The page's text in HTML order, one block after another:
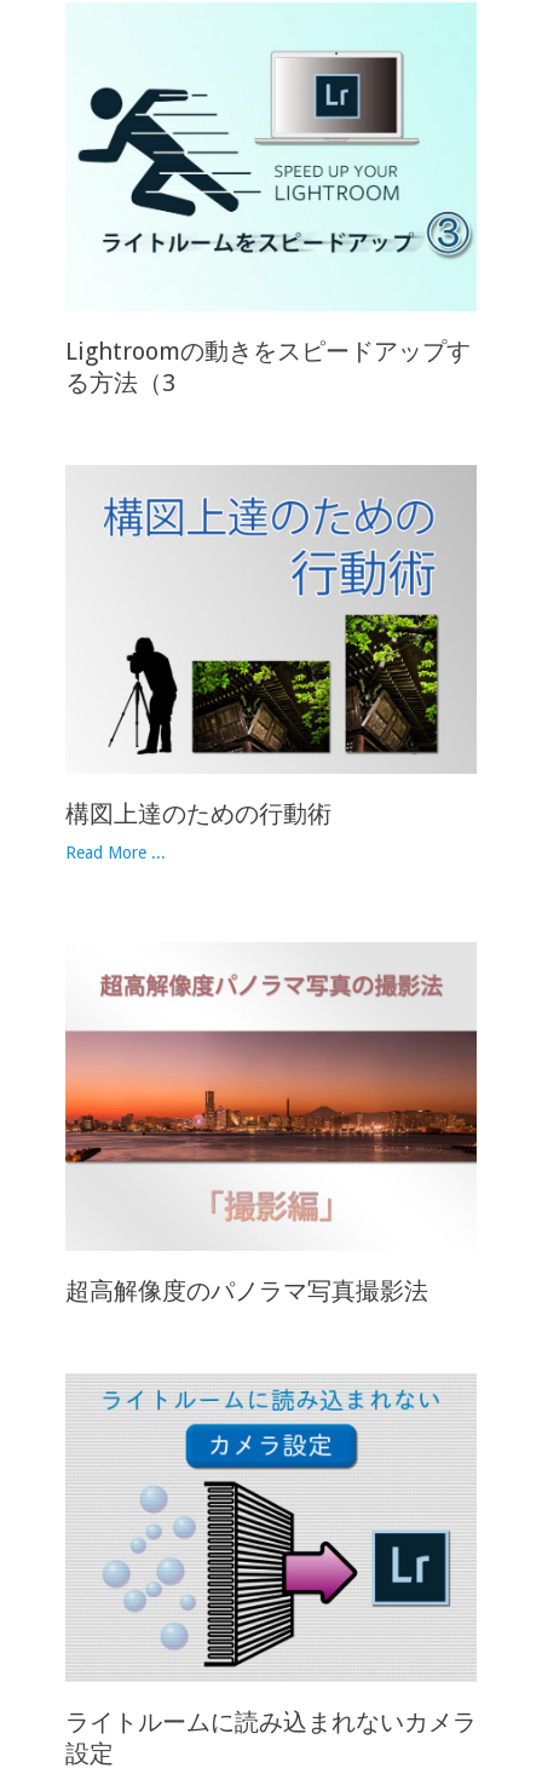
Lightroomの動きをスピードアップす
る方法（3
構図上達のための行動術
Read More ...
超高解像度のパノラマ写真撮影法
ライトルームに読み込まれないカメラ
設定